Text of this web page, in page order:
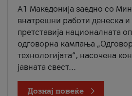
A1 Македонија заедно со
внатрешни работи денеска и
претставија националната
одговорна кампања
технологијата“, насочена
јавната свест...
Дознај повеќе